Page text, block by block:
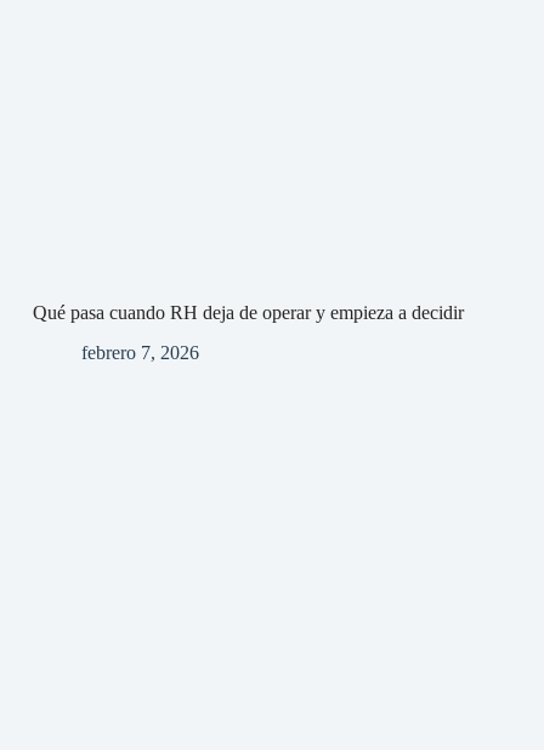
Qué pasa cuando RH deja de operar y empieza a decidir
febrero 7, 2026